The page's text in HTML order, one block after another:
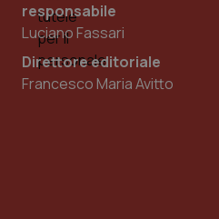
responsabile
Luciano Fassari
Direttore editoriale
Francesco Maria Avitto
_ga_KM60CM4NPH